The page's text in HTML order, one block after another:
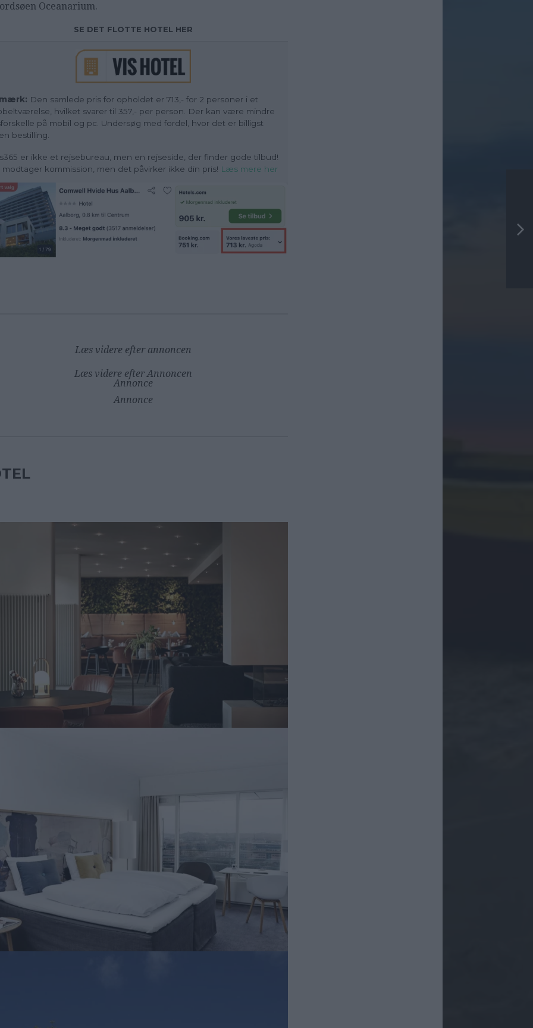
Oceanarium.
SE DET FLOTTE HOTEL HER
Den samlede pris for opholdet er 713,- for 2 personer i et
hvilket svarer til 357,- per person. Der kan være mindre
på mobil og pc. Undersøg med fordel, hvor det er billigst
bestilling.
er ikke et rejsebureau, men en rejseside, der finder gode tilbud!
modtager kommission, men det påvirker ikke din pris! Læs mere her
Læs videre efter annoncen
Læs videre efter Annoncen
Annonce
Annonce